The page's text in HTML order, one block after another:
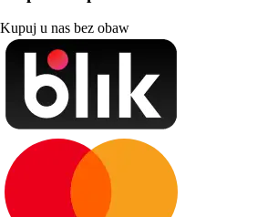
Kupuj u nas bez obaw